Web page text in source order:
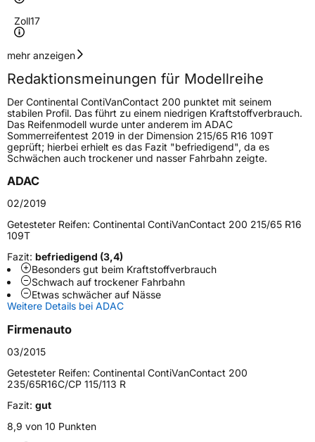
Zoll17
Geschwindigkeitsindex
Höchstgeschwindigkeit
190 km/h
Lastindex109/107
Höchstlast1030/975 kg
Gewicht (in kg)13,455 kg
FahrzeugtypTransporter
VerwendungSommerreifen
ModellnameContiVanContact 200
FahrzeugartTransporter
Weitere Eigenschaften
SchlauchtypTL
Zustand
C-Reifen
mehr anzeigen
Redaktionsmeinungen für Modellreihe
Der Continental ContiVanContact 200 punktet mit seinem
stabilen Profil. Das führt zu einem niedrigen Kraftstoffverbrauch.
Das Reifenmodell wurde unter anderem im ADAC
Sommerreifentest 2019 in der Dimension 215/65 R16 109T
geprüft; hierbei erhielt es das Fazit "befriedigend", da es
Schwächen auch trockener und nasser Fahrbahn zeigte.
ADAC
02/2019
Getesteter Reifen: Continental ContiVanContact 200 215/65 R16
109T
Fazit: befriedigend (3,4)
Besonders gut beim Kraftstoffverbrauch
Schwach auf trockener Fahrbahn
Etwas schwächer auf Nässe
Weitere Details bei ADAC
Firmenauto
03/2015
Getesteter Reifen: Continental ContiVanContact 200
235/65R16C/CP 115/113 R
Fazit: gut
8,9 von 10 Punkten